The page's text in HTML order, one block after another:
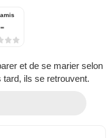
et de se marier selon
ils se retrouvent.